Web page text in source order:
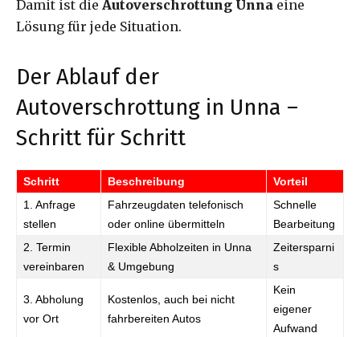
Damit ist die Autoverschrottung Unna eine
Lösung für jede Situation.
Der Ablauf der
Autoverschrottung in Unna –
Schritt für Schritt
Schritt Beschreibung
Vorteil
1. Anfrage
stellen
Fahrzeugdaten telefonisch
oder online übermitteln
Schnelle
Bearbeitung
2. Termin
vereinbaren
Flexible Abholzeiten in Unna
& Umgebung
Zeitersparni
s
3. Abholung
vor Ort
Kostenlos, auch bei nicht
fahrbereiten Autos
Kein
eigener
Aufwand